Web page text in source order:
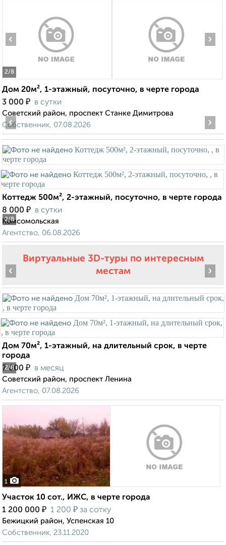
2/8
‹ ›
Дом 20м², 1-этажный, посуточно, в черте города
3 000 ₽ в сутки
Советский район, проспект Станке Димитрова
Собственник, 07.08.2026
2/8
‹ ›
Коттедж 500м², 2-этажный, посуточно, в черте города
8 000 ₽ в сутки
Комсомольская
Агентство, 06.08.2026
Виртуальные 3D-туры по интересным
местам
2/8
‹ ›
Дом 70м², 1-этажный, на длительный срок, в черте
города
7 000 ₽ в месяц
Советский район, проспект Ленина
Агентство, 07.08.2026
1
Участок 10 сот., ИЖС, в черте города
1 200 000 ₽ 1 200 ₽ за сотку
Бежицкий район, Успенская 10
Собственник, 23.11.2020